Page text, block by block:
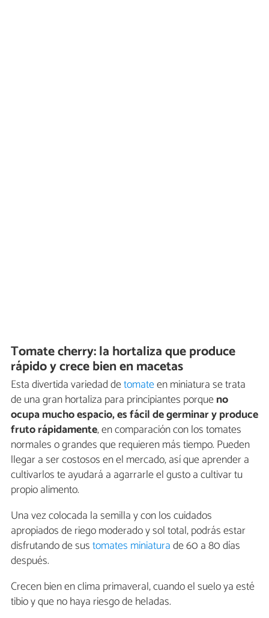
Tomate cherry: la hortaliza que produce
rápido y crece bien en macetas
Esta divertida variedad detomateen miniatura se trata
de una gran hortaliza para principiantes porqueno
ocupa mucho espacio, es fácil de germinar y produce
fruto rápidamente, en comparación con los tomates
normales o grandes que requieren más tiempo. Pueden
llegar a ser costosos en el mercado, así que aprender a
cultivarlos te ayudará a agarrarle el gusto a cultivar tu
propio alimento.
Una vez colocada la semilla y con los cuidados
apropiados de riego moderado y sol total, podrás estar
disfrutando de sustomates miniaturade 60 a 80 días
después.
Crecen bien en clima primaveral, cuando el suelo ya esté
tibio y que no haya riesgo de heladas.